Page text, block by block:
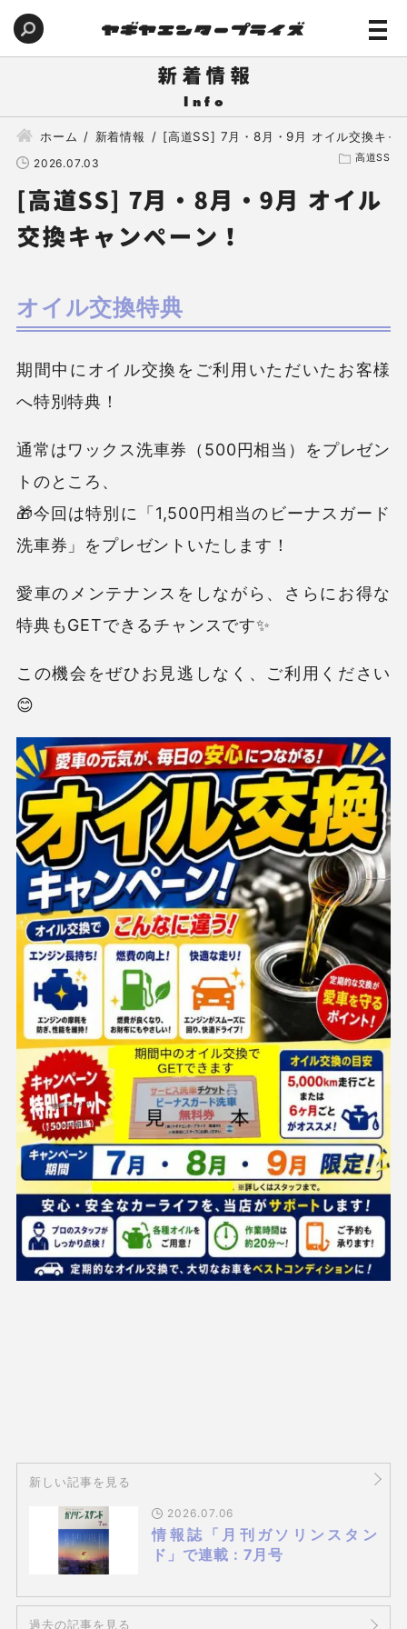
新着情報
ホーム 新着情報 [高道SS] 7月・8月・9月 オイル交換キャ
2026.07.03 高道SS
[高道SS] 7月・8月・9月 オイル
交換キャンペーン！
オイル交換特典
期間中にオイル交換をご利用いただいたお客様
へ特別特典！
通常はワックス洗車券（500円相当）をプレゼン
トのところ、
🎁今回は特別に「1,500円相当のビーナスガード
洗車券」をプレゼントいたします！
愛車のメンテナンスをしながら、さらにお得な
特典もGETできるチャンスです✨
この機会をぜひお見逃しなく、ご利用ください
😊
新しい記事を見る
2026.07.06
情報誌「月刊ガソリンスタン
ド」で連載 : 7月号
過去の記事を見る